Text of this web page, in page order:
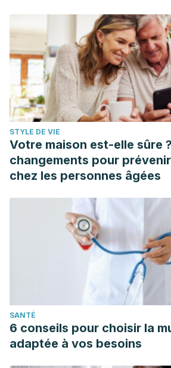
STYLE DE VIE
Votre maison est-elle sûre
changements pour
chez les personnes âgées
SANTÉ
6 conseils pour choisir la
adaptée à vos besoins